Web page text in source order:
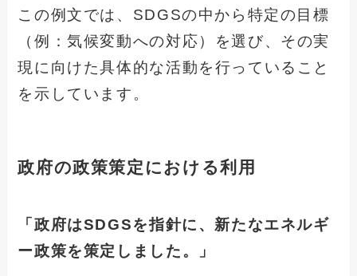
この例文では、SDGSの中から特定の目標
（例：気候変動への対応）を選び、その実
現に向けた具体的な活動を行っていること
を示しています。
政府の政策策定における利用
「政府はSDGSを指針に、新たなエネルギ
ー政策を策定しました。」